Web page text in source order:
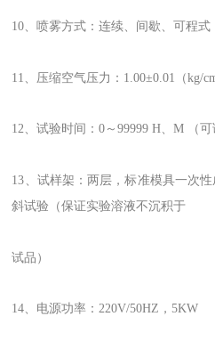
10、喷雾方式：连续、间歇、可程式
11、压缩空气压力：1.00±0.01（kg/
12、试验时间：0～99999 H、M （可
13、试样架：两层，标准模具一次
斜试验（保证实验溶液不沉积于
试品）
14、电源功率：220V/50HZ，5KW